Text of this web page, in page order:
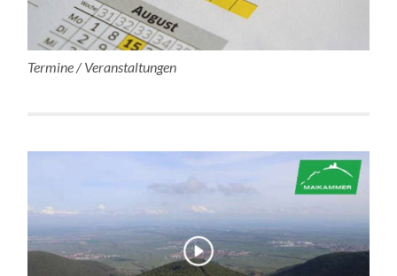
Termine / Veranstaltungen